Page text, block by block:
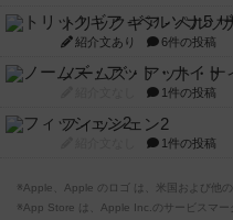
トリックギア - ペルソ
紹介文あり 6件の投稿
ノームズ・アット・ナ
1件の投稿
フィッシェン2
1件の投稿
※Apple、Apple のロゴ は、米国および他
※App Store は、Apple Inc.のサービスマー